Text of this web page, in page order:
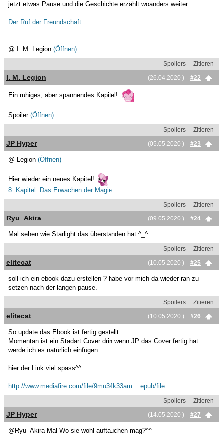
jetzt etwas Pause und die Geschichte erzählt woanders weiter.
Der Ruf der Freundschaft
@ I. M. Legion (Öffnen)
Spoilers
Zitieren
(26.04.2020 )
#22
I. M. Legion
Ein ruhiges, aber spannendes Kapitel!
Spoiler (Öffnen)
Spoilers
Zitieren
(05.05.2020 )
#23
JP Hyper
@ Legion (Öffnen)
Hier wieder ein neues Kapitel!
8. Kapitel: Das Erwachen der Magie
Spoilers
Zitieren
(09.05.2020 )
#24
Ryu_Akira
Mal sehen wie Starlight das überstanden hat ^_^
Spoilers
Zitieren
(10.05.2020 )
#25
elitecat
soll ich ein ebook dazu erstellen ? habe vor mich da wieder ran zu
setzen nach der langen pause.
Spoilers
Zitieren
(10.05.2020 )
#26
elitecat
So update das Ebook ist fertig gestellt.
Momentan ist ein Stadart Cover drin wenn JP das Cover fertig hat
werde ich es natürlich einfügen
hier der Link viel spass^^
http://www.mediafire.com/file/9mu34k33am....epub/file
Spoilers
Zitieren
(14.05.2020 )
#27
JP Hyper
@Ryu_Akira Mal Wo sie wohl auftauchen mag?^^